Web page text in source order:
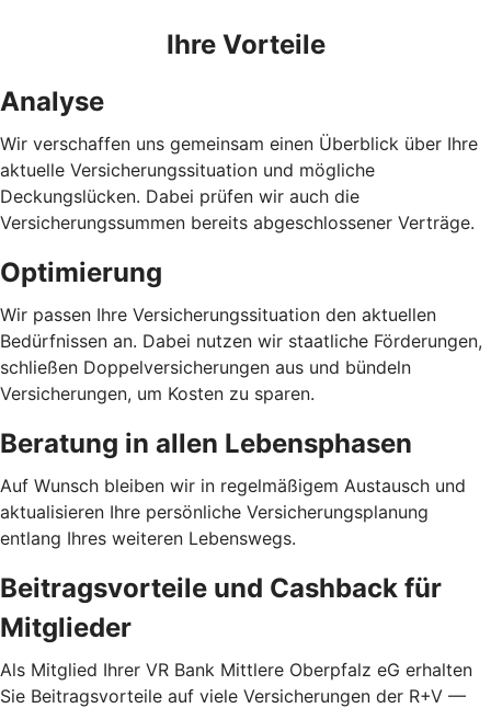
Ihre Vorteile
Analyse
Wir verschaffen uns gemeinsam einen Überblick über Ihre
aktuelle Versicherungssituation und mögliche
Deckungslücken. Dabei prüfen wir auch die
Versicherungssummen bereits abgeschlossener Verträge.
Optimierung
Wir passen Ihre Versicherungssituation den aktuellen
Bedürfnissen an. Dabei nutzen wir staatliche Förderungen,
schließen Doppelversicherungen aus und bündeln
Versicherungen, um Kosten zu sparen.
Beratung in allen Lebensphasen
Auf Wunsch bleiben wir in regelmäßigem Austausch und
aktualisieren Ihre persönliche Versicherungsplanung
entlang Ihres weiteren Lebenswegs.
Beitragsvorteile und Cashback für
Mitglieder
Als Mitglied Ihrer VR Bank Mittlere Oberpfalz eG erhalten
Sie Beitragsvorteile auf viele Versicherungen der R+V —